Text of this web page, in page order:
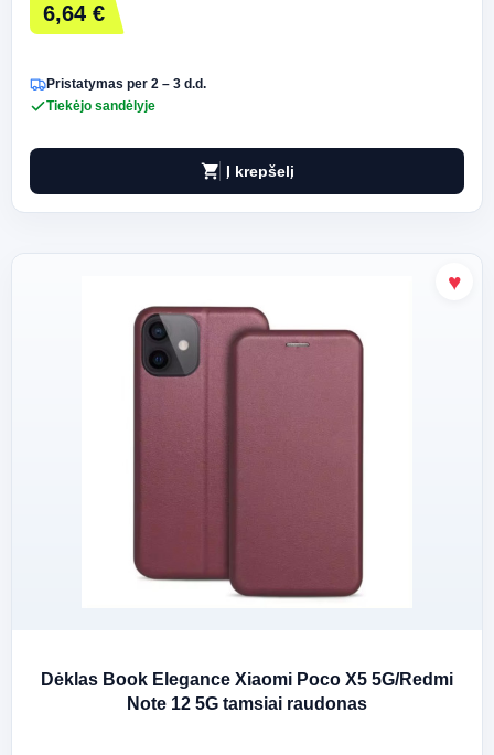
6,64 €
Pristatymas per 2 – 3 d.d.
Tiekėjo sandėlyje
shopping_cart Į krepšelį
Dėklas Book Elegance Xiaomi Poco X5 5G/Redmi
Note 12 5G tamsiai raudonas